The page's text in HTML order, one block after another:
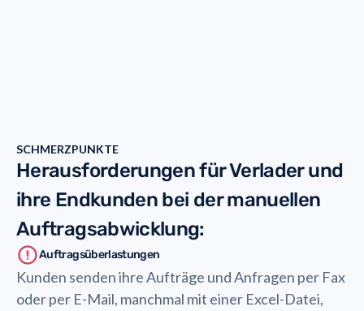
SCHMERZPUNKTE
Herausforderungen für Verlader und
ihre Endkunden bei der manuellen
Auftragsabwicklung:
Auftragsüberlastungen
Kunden senden ihre Aufträge und Anfragen per Fax
oder per E-Mail, manchmal mit einer Excel-Datei,